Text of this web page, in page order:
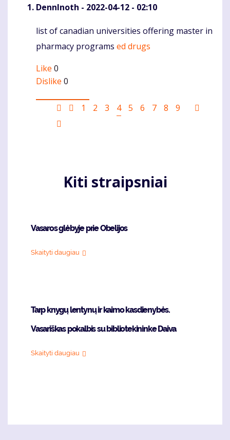
DennInoth - 2022-04-12 - 02:10
Komentaras
list of canadian universities offering master in
pharmacy programs ed drugs
Like 0
Dislike 0
Pagination
First Ankstesnis
Puslapis
1 Puslapis
2 Puslapis
3
Current
4 Puslapis
5 Puslapis
6 Puslapis
7 Puslapis
8 Puslapis
9
Kiti straipsniai
Vasaros glėbyje prie Obelijos
Skaityti daugiau
Tarp knygų lentynų ir kaimo kasdienybės.
Vasariškas pokalbis su bibliotekininke Daiva
Skaityti daugiau